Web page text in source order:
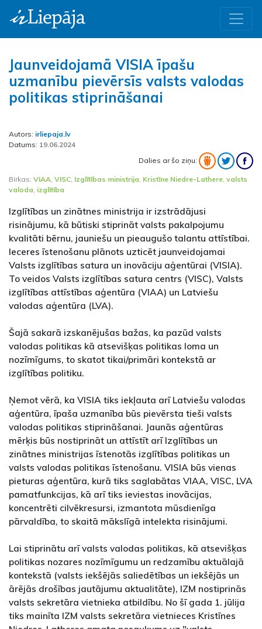
Jaunveidojamā VISIA īpašu
uzmanību pievērsīs valsts valodas
politikas stiprināšanai
Autors: irliepaja.lv
Datums: 19.06.2024
Dalies ar šo ziņu:
Birkas: VIAA VISC Izglītības ministrija Kristīne Niedre-Lathere valsts
valoda izglītība
Izglītības un zinātnes ministrija ir izstrādājusi
risinājumu, kā būtiski stiprināt valsts pakalpojumu
kvalitāti bērnu, jauniešu un pieaugušo talantu attīstībai.
Ieceres īstenošanu plānots uzticēt jaunveidojamai
Valsts izglītības satura un inovāciju aģentūrai (VISIA).
To veidos Valsts izglītības satura centrs (VISC), Valsts
izglītības attīstības aģentūra (VIAA) un Latviešu
valodas aģentūra (LVA).
Šajā sakarā izskanējušas bažas, ka pazūd valsts
valodas politikas kā atsevišķas politikas loma un
nozīmīgums, to skatot tikai/primāri kontekstā ar
izglītības politiku.
Ņemot vērā, ka VISIA tiks iekļauta arī Latviešu valodas
aģentūra, īpaša uzmanība būs pievērsta tieši valsts
valodas politikas stiprināšanai. Jaunās aģentūras
mērķis būs nostiprināt un attīstīt arī Izglītības un
zinātnes ministrijas īstenotās izglītības politikas un
valsts valodas politikas īstenošanu. VISIA būs vienas
pieturas aģentūra, kurā tiks saglabātas VIAA, VISC, LVA
pamatfunkcijas, kā arī tiks ieviestas inovācijas,
koncentrēti cilvēkresursi, izmantota mūsdienīga
pārvaldība, to skaitā mākslīgā intelekta risinājumi.
Lai stiprinātu arī valsts valodas politikas, kā atsevišķas
politikas nozares nozīmīgumu un redzamību aktuālajā
kontekstā (valsts iekšējās saliedētības un iekšējās un
ārējās drošības jautājumu aktualitāte), IZM nostiprinās
valsts sekretāra vietnieka atbildību. No šī gada 1. jūlija
tiks mainīta IZM valsts sekretāra vietnieces Kristīnes